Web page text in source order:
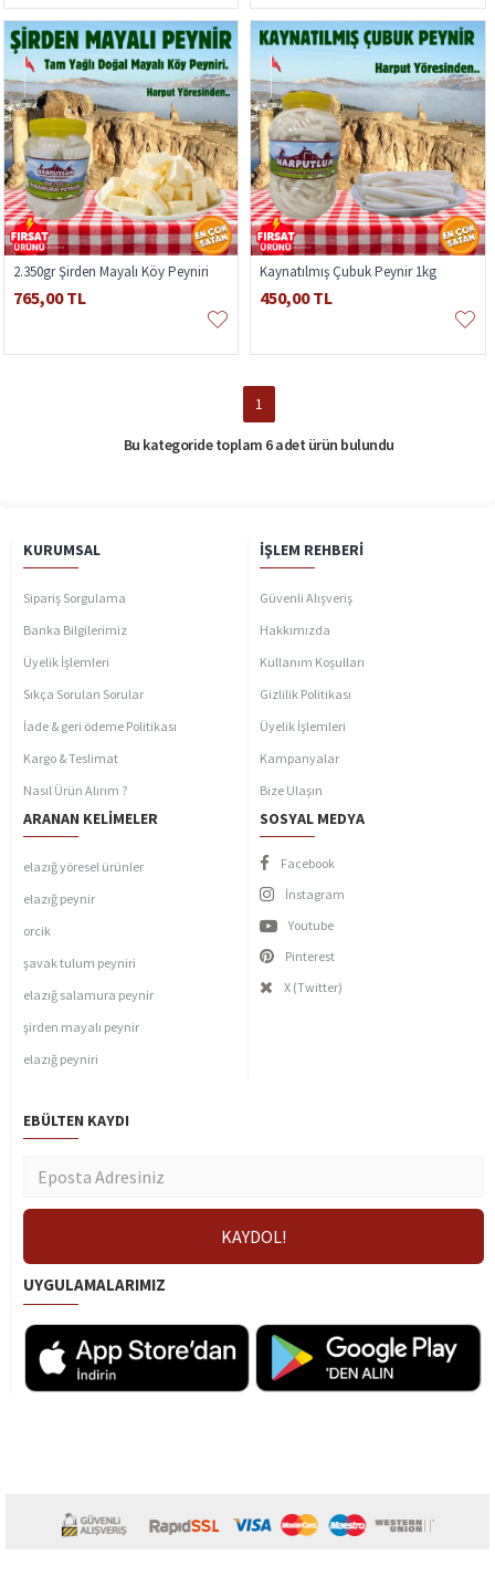
2.350gr Şirden Mayalı Köy Peyniri
765,00 TL
Kaynatılmış Çubuk Peynir 1kg
450,00 TL
1
Bu kategoride toplam 6 adet ürün bulundu
KURUMSAL
Sipariş Sorgulama
Banka Bilgilerimiz
Üyelik İşlemleri
Sıkça Sorulan Sorular
İade & geri ödeme Politikası
Kargo & Teslimat
Nasıl Ürün Alırım ?
İŞLEM REHBERI
Güvenli Alışveriş
Hakkımızda
Kullanım Koşulları
Gizlilik Politikası
Üyelik İşlemleri
Kampanyalar
Bize Ulaşın
ARANAN KELIMELER
elazığ yöresel ürünler
elazığ peynir
orcik
şavak tulum peyniri
elazığ salamura peynir
şirden mayalı peynir
elazığ peyniri
SOSYAL MEDYA
Facebook
İnstagram
Youtube
Pinterest
X (Twitter)
EBÜLTEN KAYDI
UYGULAMALARIMIZ